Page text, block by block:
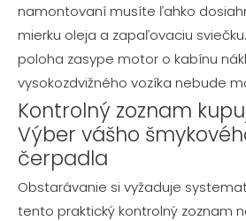
namontovaní musíte ľahko
mierku oleja a zapaľovaciu
poloha zasype motor o kabínu
vysokozdvižného vozíka nebude
Kontrolný zoznam
Výber vášho
čerpadla
Obstarávanie si vyžaduje
tento praktický kontrolný zoznam